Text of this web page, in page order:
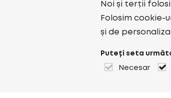
Noi și terții
Folosim cookie-
și de
Puteți seta
Necesar